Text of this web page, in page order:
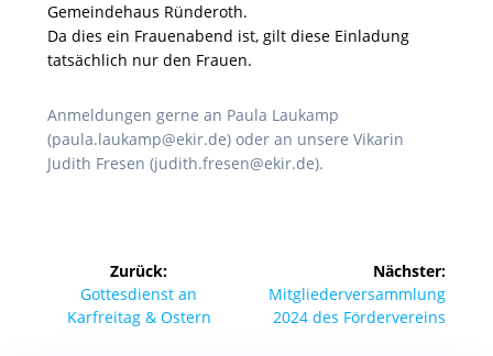
Gemeindehaus Ründeroth.
Da dies ein Frauenabend ist, gilt diese Einladung
tatsächlich nur den Frauen.
Anmeldungen gerne an Paula Laukamp
(paula.laukamp@ekir.de) oder an unsere Vikarin
Judith Fresen (judith.fresen@ekir.de).
Beitragsnavigation
Zurück:
Vorheriger
Beitrag:
Gottesdienst an
Karfreitag & Ostern
Nächster:
Nächster
Beitrag:
Mitgliederversammlung
2024 des Fördervereins